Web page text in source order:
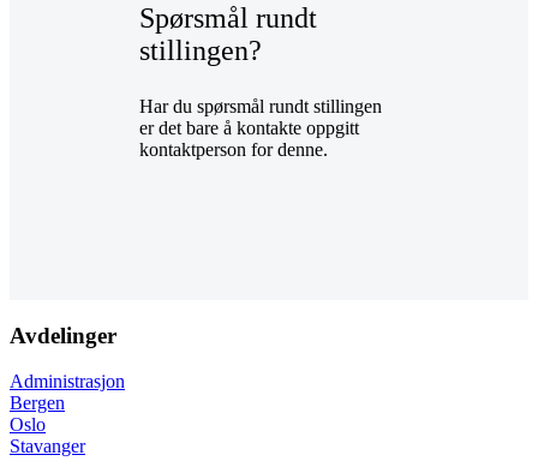
Spørsmål rundt
stillingen?
Har du spørsmål rundt stillingen
er det bare å kontakte oppgitt
kontaktperson for denne.
Avdelinger
Administrasjon
Bergen
Oslo
Stavanger